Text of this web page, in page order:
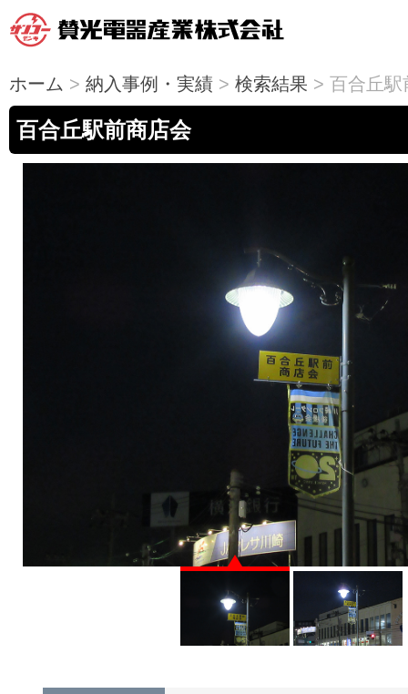
ホーム > 納入事例・実績 > 検索結果 > 百合丘駅
百合丘駅前商店会